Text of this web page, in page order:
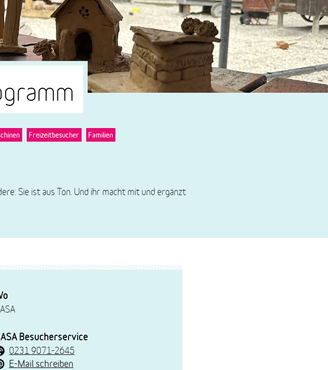
Freizeitbesucher Familien
Sie ist aus Ton. Und ihr macht mit und ergänzt
Besucherservice
0231 9071-2645
E-Mail schreiben